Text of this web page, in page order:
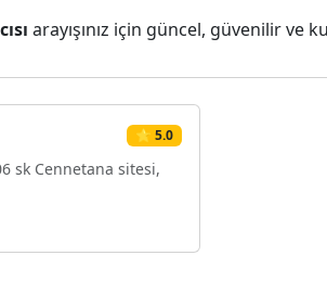
arayışınız için güncel, güvenilir ve
⭐ 5.0
sk Cennetana sitesi,